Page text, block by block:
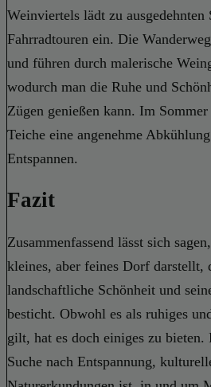
Weinviertels lädt zu ausgedehnten
Fahrradtouren ein. Die
und führen durch malerische
wodurch man die Ruhe und
Zügen genießen kann. Im
Teiche eine angenehme
Entspannen.
Fazit
Zusammenfassend lässt sich
kleines, aber feines Dorf darstellt,
landschaftliche Schönheit und
besticht. Obwohl es als ruhiges
gilt, hat es doch einiges zu bieten.
Suche nach Entspannung,